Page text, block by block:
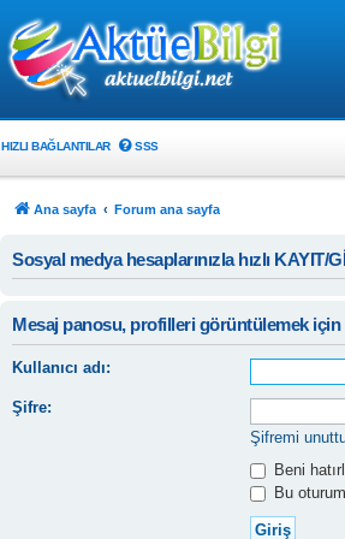
HIZLI BAĞLANTILAR SSS
Ana sayfa Forum ana sayfa
Sosyal medya hesaplarınızla hızlı KAYIT/
Mesaj panosu, profilleri görüntülemek için
Kullanıcı adı:
Şifre:
Şifremi
Beni
Bu